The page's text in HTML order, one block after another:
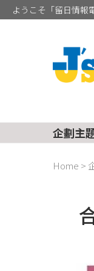
ようこそ「留日情報
企劃主
Home >